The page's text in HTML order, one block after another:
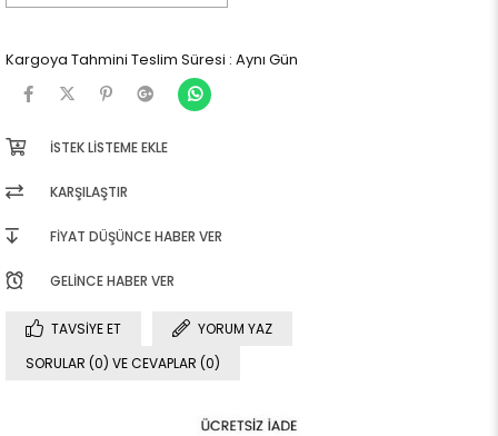
Kargoya Tahmini Teslim Süresi : Aynı Gün
İSTEK LISTEME EKLE
KARŞILAŞTIR
FIYAT DÜŞÜNCE HABER VER
GELINCE HABER VER
TAVSIYE ET
YORUM YAZ
SORULAR (0) VE CEVAPLAR (0)